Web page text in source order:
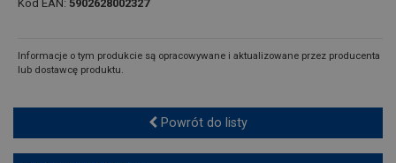
Kod EAN: 5902628002327
Informacje o tym produkcie są opracowywane i aktualizowane przez producenta
lub dostawcę produktu.
Powrót do listy